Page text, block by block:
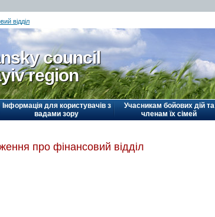
відділ
council
region
Інформація для користувачів з
вадами зору
Учасникам бойових дій та
членам їх сімей
про фінансовий відділ